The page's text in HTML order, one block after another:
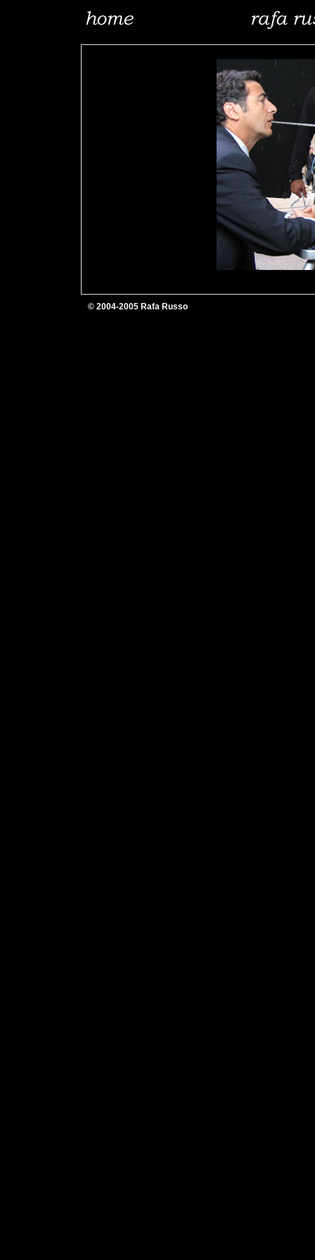
© 2004-2005 Rafa Russo